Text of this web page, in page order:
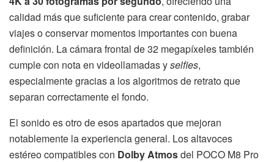
calidad más que suficiente para crear contenido, grabar
viajes o conservar momentos importantes con buena
definición. La cámara frontal de 32 megapíxeles también
cumple con nota en videollamadas yselfies,
especialmente gracias a los algoritmos de retrato que
separan correctamente el fondo.
El sonido es otro de esos apartados que mejoran
notablemente la experiencia general. Los altavoces
estéreo compatibles con Dolby Atmosdel POCO M8 Pro